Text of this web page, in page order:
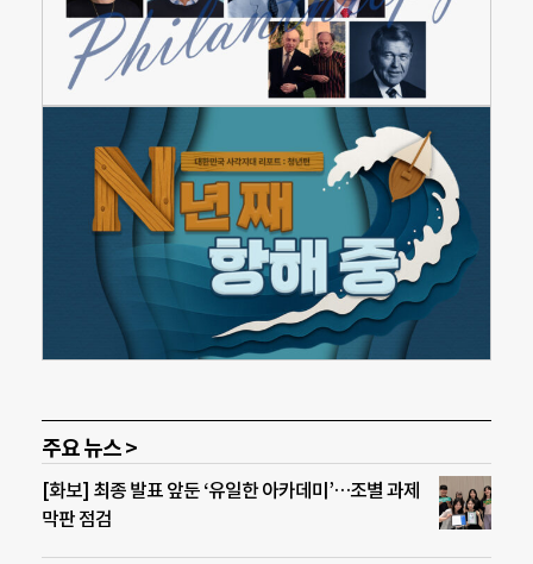
주요 뉴스 >
[화보] 최종 발표 앞둔 ‘유일한 아카데미’…조별 과제
막판 점검